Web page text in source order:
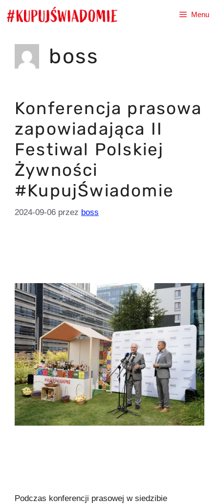
do
Menu
boss
Konferencja prasowa
zapowiadająca II
Festiwal Polskiej
Żywności
#KupujŚwiadomie
2024-09-06 przez boss
Podczas konferencji prasowej w siedzibie